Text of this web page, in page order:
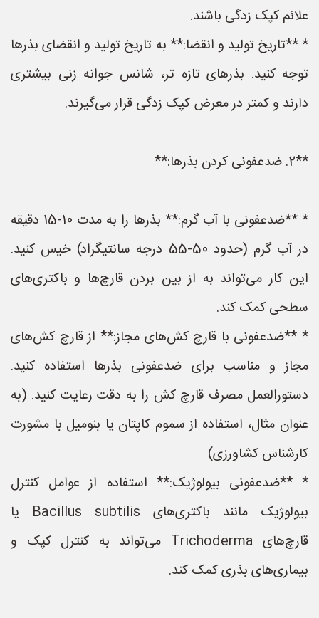
علائم کپک زدگی باشند.
* **تاریخ تولید و انقضا:** به تاریخ تولید و انقضای بذرها
توجه کنید. بذرهای تازه تر، شانس جوانه زنی بیشتری
دارند و کمتر در معرض کپک زدگی قرار می‌گیرند.
**2. ضدعفونی کردن بذرها:**
* **ضدعفونی با آب گرم:** بذرها را به مدت 10-15 دقیقه
در آب گرم (حدود 50-55 درجه سانتیگراد) خیس کنید.
این کار می‌تواند به از بین بردن قارچ‌ها و باکتری‌های
سطحی کمک کند.
* **ضدعفونی با قارچ کش‌های مجاز:** از قارچ کش‌های
مجاز و مناسب برای ضدعفونی بذرها استفاده کنید.
دستورالعمل مصرف قارچ کش را به دقت رعایت کنید. (به
عنوان مثال، استفاده از سموم کاپتان یا بنومیل با مشورت
کارشناس کشاورزی)
* **ضدعفونی بیولوژیک:** استفاده از عوامل کنترل
بیولوژیک مانند باکتری‌های Bacillus subtilis یا
قارچ‌های Trichoderma می‌تواند به کنترل کپک و
بیماری‌های بذری کمک کند.